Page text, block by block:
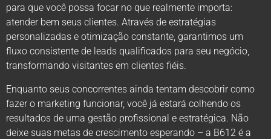
para que você possa focar no que realmente importa:
atender bem seus clientes. Através de estratégias
personalizadas e otimização constante, garantimos um
fluxo consistente de leads qualificados para seu negócio,
transformando visitantes em clientes fiéis.
Enquanto seus concorrentes ainda tentam descobrir como
fazer o marketing funcionar, você já estará colhendo os
resultados de uma gestão profissional e estratégica. Não
deixe suas metas de crescimento esperando – a B612 é a